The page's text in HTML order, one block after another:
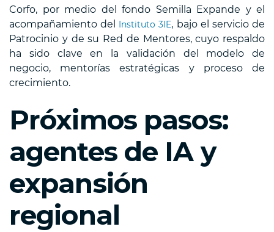
Corfo, por medio del fondo Semilla Expande y el
acompañamiento del Instituto 3IE, bajo el servicio de
Patrocinio y de su Red de Mentores, cuyo respaldo
ha sido clave en la validación del modelo de
negocio, mentorías estratégicas y proceso de
crecimiento.
Próximos pasos:
agentes de IA y
expansión
regional